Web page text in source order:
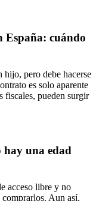
cuándo
hijo, pero debe hacerse
es solo aparente
fiscales, pueden surgir
hay una edad
acceso libre y no
Aun así,